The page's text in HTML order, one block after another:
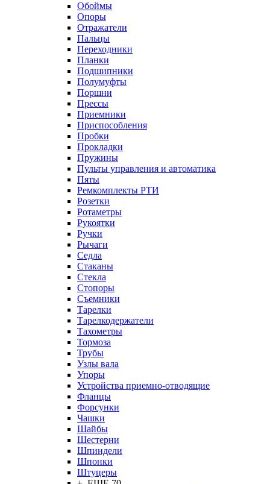
Обоймы
Опоры
Отражатели
Пальцы
Переходники
Планки
Подшипники
Полумуфты
Поршни
Прессы
Приемники
Приспособления
Пробки
Прокладки
Пружины
Пульты управления и автоматика
Пяты
Ремкомплекты РТИ
Розетки
Ротаметры
Рукоятки
Ручки
Рычаги
Седла
Стаканы
Стекла
Стопоры
Съемники
Тарелки
Тарелкодержатели
Тахометры
Тормоза
Трубы
Узлы вала
Упоры
Устройства приемно-отводящие
Фланцы
Форсунки
Чашки
Шайбы
Шестерни
Шпиндели
Шпонки
Штуцеры